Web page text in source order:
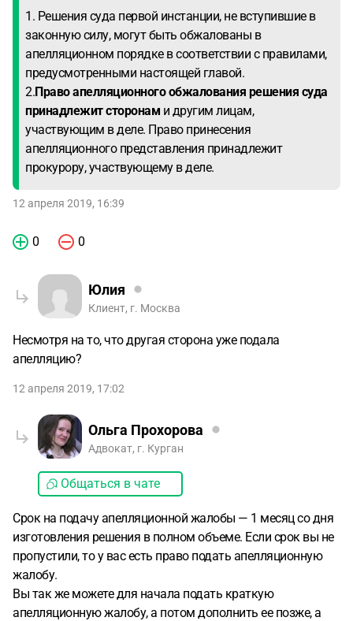
1. Решения суда первой инстанции, не вступившие в
законную силу, могут быть обжалованы в
апелляционном порядке в соответствии с правилами,
предусмотренными настоящей главой.
2.Право апелляционного обжалования решения суда
принадлежит сторонам и другим лицам,
участвующим в деле. Право принесения
апелляционного представления принадлежит
прокурору, участвующему в деле.
12 апреля 2019, 16:39
0 0
Юлия
Клиент, г. Москва
Несмотря на то, что другая сторона уже подала
апелляцию?
12 апреля 2019, 17:02
Ольга Прохорова
Адвокат, г. Курган
Общаться в чате
Срок на подачу апелляционной жалобы — 1 месяц со дня
изготовления решения в полном объеме. Если срок вы не
пропустили, то у вас есть право подать апелляционную
жалобу.
Вы так же можете для начала подать краткую
апелляционную жалобу, а потом дополнить ее позже, а